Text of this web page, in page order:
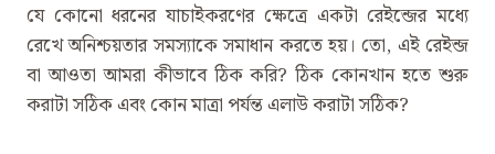
যে কোনো ধরনের যাচাইকরণের ক্ষেত্রে একটা রেইন্জের মধ্যে
রেখে অনিশ্চয়তার সমস্যাকে সমাধান করতে হয়। তো, এই রেইন্জ
বা আওতা আমরা কীভাবে ঠিক করি? ঠিক কোনখান হতে শুরু
করাটা সঠিক এবং কোন মাত্রা পর্যন্ত এলাউ করাটা সঠিক?